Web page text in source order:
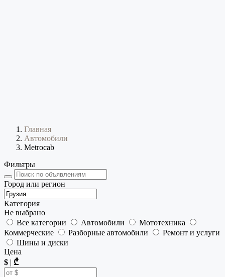
Главная
Автомобили
Metrocab
Фильтры
Город или регион
Категория
Не выбрано
Все категории
Автомобили
Мототехника
Коммерческие
Разборные автомобили
Ремонт и услуги
Шины и диски
Цена
$ | ₾